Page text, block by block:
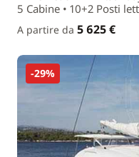
5 Cabine • 10+2 Posti
A partire da 5 625 €
-29%